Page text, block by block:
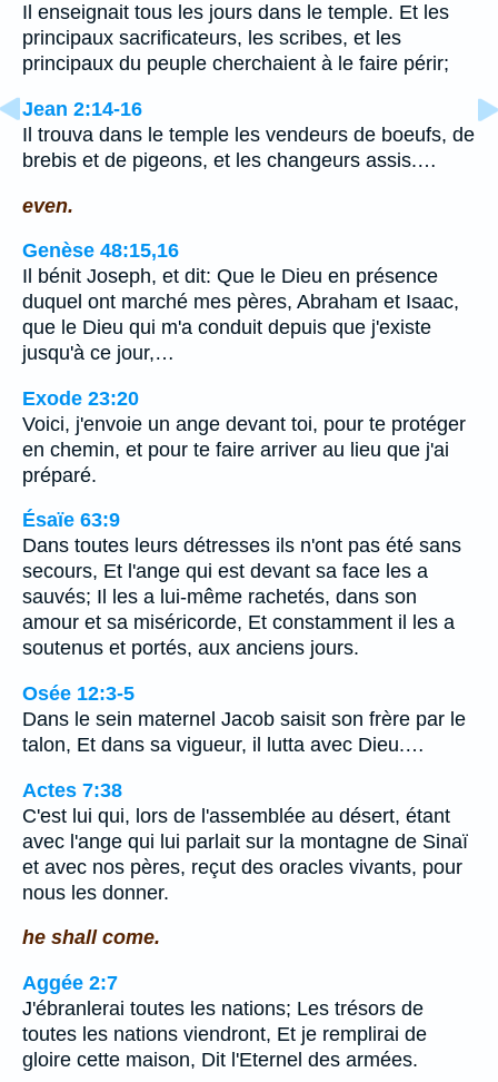
Il enseignait tous les jours dans le temple. Et les
principaux sacrificateurs, les scribes, et les
principaux du peuple cherchaient à le faire périr;
Jean 2:14-16
Il trouva dans le temple les vendeurs de boeufs, de
brebis et de pigeons, et les changeurs assis.…
even.
Genèse 48:15,16
Il bénit Joseph, et dit: Que le Dieu en présence
duquel ont marché mes pères, Abraham et Isaac,
que le Dieu qui m'a conduit depuis que j'existe
jusqu'à ce jour,…
Exode 23:20
Voici, j'envoie un ange devant toi, pour te protéger
en chemin, et pour te faire arriver au lieu que j'ai
préparé.
Ésaïe 63:9
Dans toutes leurs détresses ils n'ont pas été sans
secours, Et l'ange qui est devant sa face les a
sauvés; Il les a lui-même rachetés, dans son
amour et sa miséricorde, Et constamment il les a
soutenus et portés, aux anciens jours.
Osée 12:3-5
Dans le sein maternel Jacob saisit son frère par le
talon, Et dans sa vigueur, il lutta avec Dieu.…
Actes 7:38
C'est lui qui, lors de l'assemblée au désert, étant
avec l'ange qui lui parlait sur la montagne de Sinaï
et avec nos pères, reçut des oracles vivants, pour
nous les donner.
he shall come.
Aggée 2:7
J'ébranlerai toutes les nations; Les trésors de
toutes les nations viendront, Et je remplirai de
gloire cette maison, Dit l'Eternel des armées.